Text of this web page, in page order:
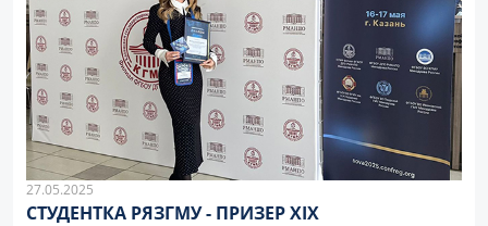
27.05.2025
СТУДЕНТКА РЯЗГМУ - ПРИЗЕР XIX